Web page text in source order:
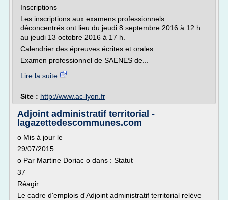
Inscriptions
Les inscriptions aux examens professionnels
déconcentrés ont lieu du jeudi 8 septembre 2016 à 12 h
au jeudi 13 octobre 2016 à 17 h.
Calendrier des épreuves écrites et orales
Examen professionnel de SAENES de...
Lire la suite
Site : http://www.ac-lyon.fr
Adjoint administratif territorial -
lagazettedescommunes.com
o Mis à jour le
29/07/2015
o Par Martine Doriac o dans : Statut
37
Réagir
Le cadre d'emplois d'Adjoint administratif territorial relève